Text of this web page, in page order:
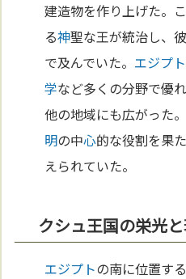
建造物を作り上げた。
る神聖な王が統治し、
で及んでいた。 エジプト
学など多くの分野で優
他の地域にも広がった。
明の中心的な役割を果た
えられていた。
クシュ王国の栄光
エジプトの南に位置す